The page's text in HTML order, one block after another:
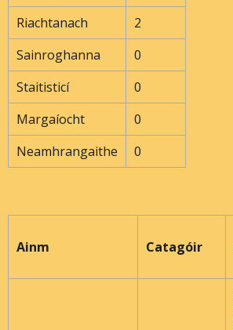
Riachtanach
2
Sainroghanna
0
Staitisticí
0
Margaíocht
0
Neamhrangaithe
0
Ainm Catagóir